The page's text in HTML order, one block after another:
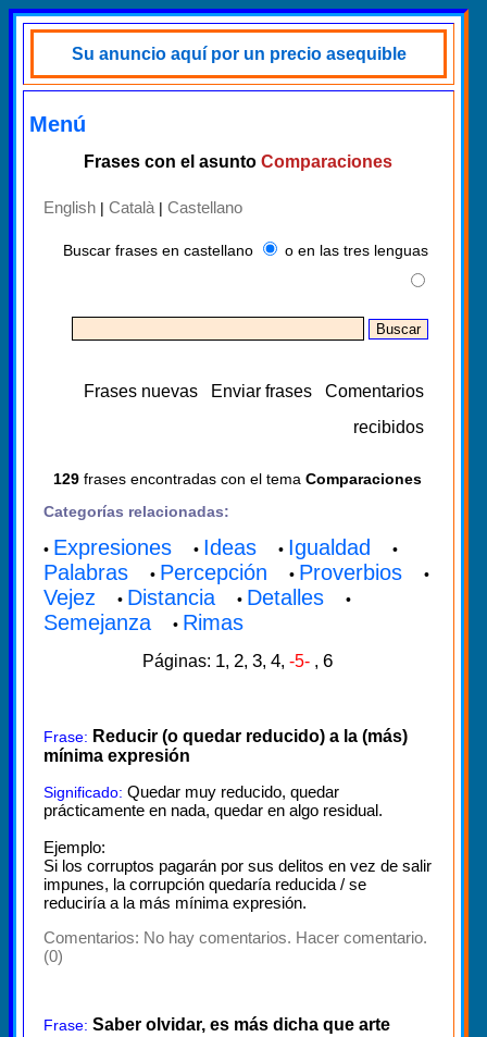
Su anuncio aquí por un precio asequible
Menú
Frases con el asunto Comparaciones
English | Català | Castellano
Buscar frases en castellano o en las tres lenguas
Frases nuevas Enviar frases
Comentarios
recibidos
129 frases encontradas con el tema Comparaciones
Categorías relacionadas:
• Expresiones • Ideas • Igualdad •
Palabras • Percepción • Proverbios •
Vejez • Distancia • Detalles •
Semejanza • Rimas
Páginas: 1, 2, 3, 4, -5- , 6
Frase: Reducir (o quedar reducido) a la (más)
mínima expresión
Significado: Quedar muy reducido, quedar
prácticamente en nada, quedar en algo residual.
Ejemplo:
Si los corruptos pagarán por sus delitos en vez de salir
impunes, la corrupción quedaría reducida / se
reduciría a la más mínima expresión.
Comentarios: No hay comentarios. Hacer comentario.
(0)
Frase: Saber olvidar, es más dicha que arte